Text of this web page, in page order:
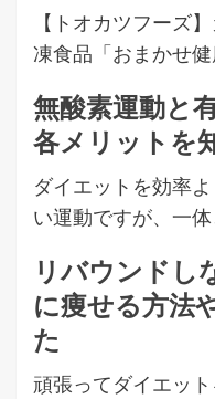
【トオカツフーズ
凍食品「おまかせ健
無酸素運動と
各メリットを
ダイエットを効率
い運動ですが、一
リバウンドし
に痩せる方法
た
頑張ってダイエッ